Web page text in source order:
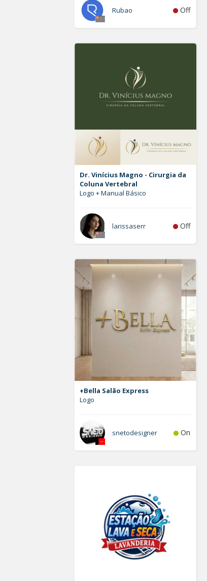
Rubao Off
Dr. Vinícius Magno - Cirurgia da
Coluna Vertebral
Logo + Manual Básico
larissaserr Off
+Bella Salão Express
Logo
snetodesigner On